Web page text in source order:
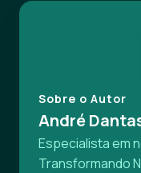
Sobre o Autor
André
Especialista em
Transformando